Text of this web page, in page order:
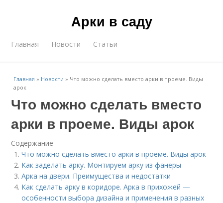
Арки в саду
Главная Новости Статьи
Главная » Новости » Что можно сделать вместо арки в проеме. Виды
арок
Что можно сделать вместо
арки в проеме. Виды арок
Содержание
Что можно сделать вместо арки в проеме. Виды арок
Как заделать арку. Монтируем арку из фанеры
Арка на двери. Преимущества и недостатки
Как сделать арку в коридоре. Арка в прихожей —
особенности выбора дизайна и применения в разных